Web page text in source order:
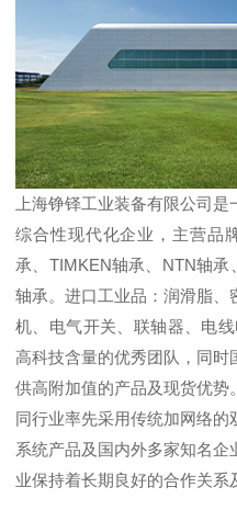
上海铮铎工业装备有限公司
综合性现代化企业，主营品
承、TIMKEN轴承、NTN轴
轴承。进口工业品：润滑脂
机、电气开关、联轴器、电
高科技含量的优秀团队，同时
供高附加值的产品及现货优势
同行业率先采用传统加网络
系统产品及国内外多家知名
业保持着长期良好的合作关系